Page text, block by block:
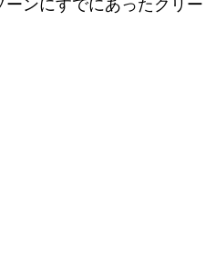
ンにすでにあったクリー